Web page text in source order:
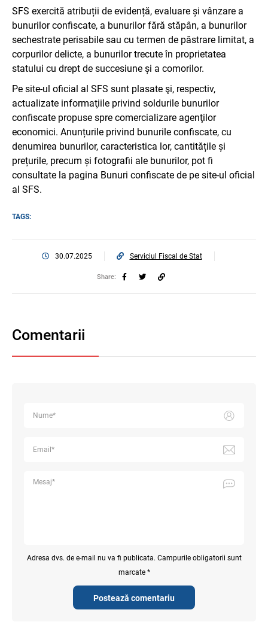
SFS exercită atribuții de evidență, evaluare și vânzare a
bunurilor confiscate, a bunurilor fără stăpân, a bunurilor
sechestrate perisabile sau cu termen de păstrare limitat, a
corpurilor delicte, a bunurilor trecute în proprietatea
statului cu drept de succesiune și a comorilor.
Pe site-ul oficial al SFS sunt plasate şi, respectiv,
actualizate informaţiile privind soldurile bunurilor
confiscate propuse spre comercializare agenţilor
economici. Anunțurile privind bunurile confiscate, cu
denumirea bunurilor, caracteristica lor, cantitățile și
prețurile, precum și fotografii ale bunurilor, pot fi
consultate la pagina Bunuri confiscate de pe site-ul oficial
al SFS.
TAGS:
30.07.2025 Serviciul Fiscal de Stat
Share:
Comentarii
Postează comentariu
Adresa dvs. de e-mail nu va fi publicata. Campurile obligatorii sunt
marcate *